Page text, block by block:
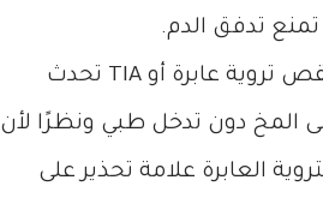
تدفق الدم.
" ، والتي تسمى نوبة نقص تروية عابرة أو TIA تحدث
المخ دون تدخل طبي ونظرًا لأن
العابرة علامة تحذير على